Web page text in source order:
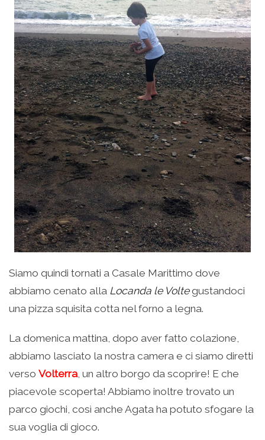
Siamo quindi tornati a Casale Marittimo dove
abbiamo cenato alla Locanda le Voltegustandoci
una pizza squisita cotta nel forno a legna.
La domenica mattina, dopo aver fatto colazione,
abbiamo lasciato la nostra camera e ci siamo diretti
verso Volterra, un altro borgo da scoprire! E che
piacevole scoperta! Abbiamo inoltre trovato un
parco giochi, così anche Agata ha potuto sfogare la
sua voglia di gioco.